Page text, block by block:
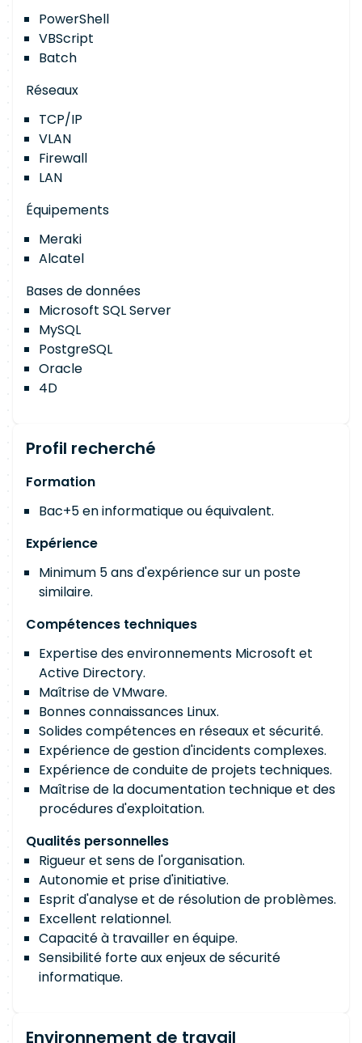
PowerShell
VBScript
Batch
Réseaux
TCP/IP
VLAN
Firewall
LAN
Équipements
Meraki
Alcatel
Bases de données
Microsoft SQL Server
MySQL
PostgreSQL
Oracle
4D
Profil recherché
Formation
Bac+5 en informatique ou équivalent.
Expérience
Minimum 5 ans d'expérience sur un poste
similaire.
Compétences techniques
Expertise des environnements Microsoft et
Active Directory.
Maîtrise de VMware.
Bonnes connaissances Linux.
Solides compétences en réseaux et sécurité.
Expérience de gestion d'incidents complexes.
Expérience de conduite de projets techniques.
Maîtrise de la documentation technique et des
procédures d'exploitation.
Qualités personnelles
Rigueur et sens de l'organisation.
Autonomie et prise d'initiative.
Esprit d'analyse et de résolution de problèmes.
Excellent relationnel.
Capacité à travailler en équipe.
Sensibilité forte aux enjeux de sécurité
informatique.
Environnement de travail